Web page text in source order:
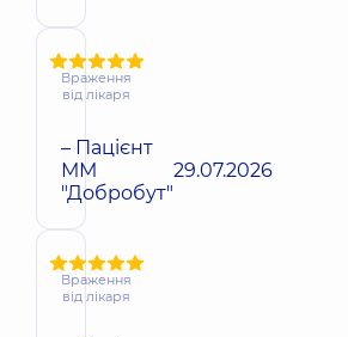
Враження
від лікаря
– Пацієнт
ММ
"Добробут"
29.07.2026
Враження
від лікаря